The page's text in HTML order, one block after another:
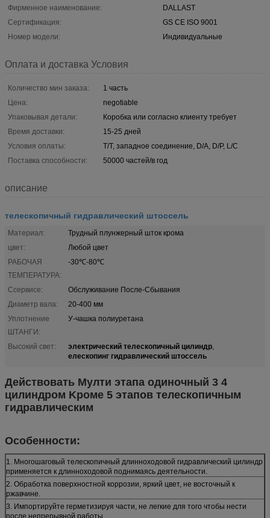
Фирменное наименование:
DALLAST
Сертификация:
GS CE ISO 9001
Номер модели:
Индивидуальные
Оплата и доставка Условия
Количество мин заказа:
1 часть
Цена:
negotiable
Упаковывая детали:
Коробка или согласно клиенту требует
Время доставки:
15-25 дней
Условия оплаты:
T/T, западное соединение, D/A, D/P, L/C
Поставка способности:
50000 частей/в год
описание
телескопичный гидравлический штоссель
Материал:
Трудный плунжерный шток крома
цвет:
Любой цвет
РАБОЧАЯ
ТЕМПЕРАТУРА:
-30℃-80℃
Ссервисе:
Обслуживание После-Сбывания
Диаметр вала:
20-400 мм
Уплотнение
ШТАНГИ:
У-чашка полиуретана
Высокий свет: электрический телескопичный цилиндр,
елескопинг гидравлический штоссель
Действовать Мулти этапа одиночный 3 4
цилиндром Kроме 5 этапов телескопичным
гидравлическим
Особенности:
1. Многошаговый телескопичный длинноходовой гидравлический цилиндр
применяется к длинноходовой поднимаясь деятельности.
2. Обработка поверхностной коррозии, яркий цвет, не восточный к
ржавчине.
3. Импортируйте герметизируя части, не легкие для того чтобы нести
после непрерывной работы.